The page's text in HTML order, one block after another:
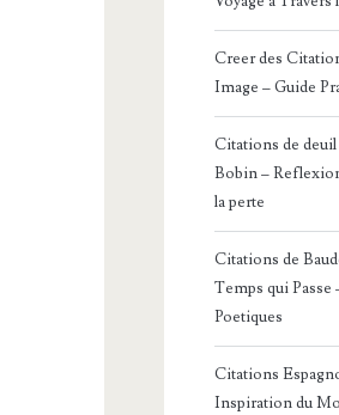
Creer des
Image – Guide
Citations de
Bobin –
la perte
Citations de
Temps qui
Poetiques
Citations
Inspiration du